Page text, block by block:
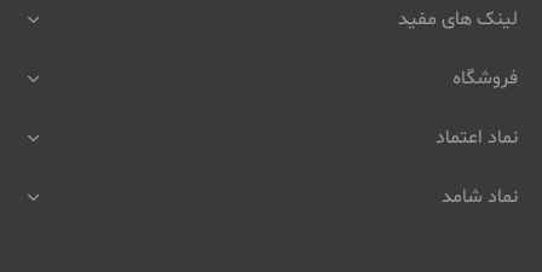
نماد اعتماد
نماد شامد
لینک های مفید
فروشگاه